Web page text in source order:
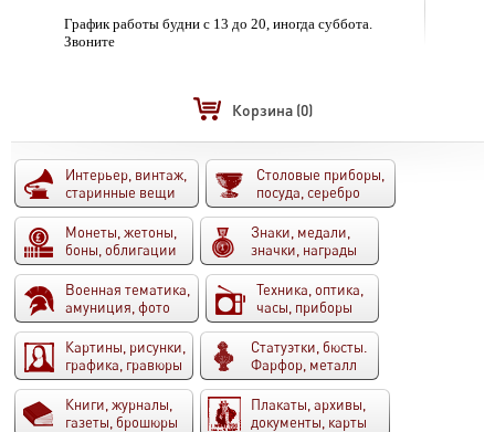
График работы будни с 13 до 20, иногда суббота.
Звоните
Корзина (0)
Интерьер, винтаж,
старинные вещи
Столовые приборы,
посуда, серебро
Монеты, жетоны,
боны, облигации
Знаки, медали,
значки, награды
Военная тематика,
амуниция, фото
Техника, оптика,
часы, приборы
Картины, рисунки,
графика, гравюры
Статуэтки, бюсты.
Фарфор, металл
Книги, журналы,
газеты, брошюры
Плакаты, архивы,
документы, карты